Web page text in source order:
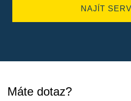
NAJÍT
Máte dotaz?